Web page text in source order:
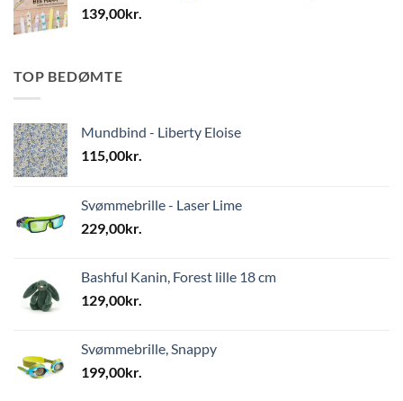
139,00kr.
TOP BEDØMTE
Mundbind - Liberty Eloise
115,00kr.
Svømmebrille - Laser Lime
229,00kr.
Bashful Kanin, Forest lille 18 cm
129,00kr.
Svømmebrille, Snappy
199,00kr.